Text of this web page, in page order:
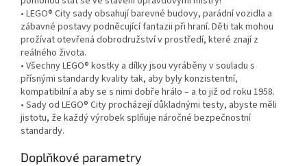
• LEGO® City sady obsahují barevné budovy, parádní vozidla a
zábavné postavy podněcující fantazii při hraní. Děti tak mohou
prožívat otevřená dobrodružství v prostředí, které znají z
reálného života.
• Všechny LEGO® kostky a dílky jsou vyráběny v souladu s
přísnými standardy kvality tak, aby byly konzistentní,
kompatibilní a aby se s nimi dobře hrálo – a to již od roku 1958.
• Sady od LEGO® City procházejí důkladnými testy, abyste měli
jistotu, že každý výrobek splňuje náročné bezpečnostní
standardy.
Doplňkové parametry